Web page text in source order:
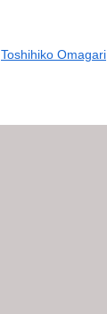
Toshihiko Omagari